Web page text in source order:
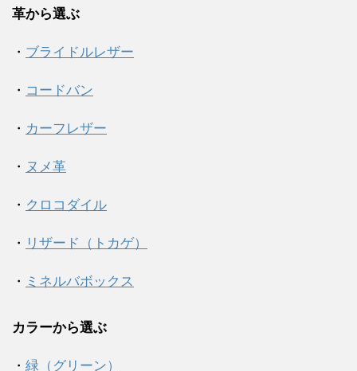
革から選ぶ
・ ブライドルレザー
・ コードバン
・ カーフレザー
・ ヌメ革
・ クロコダイル
・ リザード（トカゲ）
・ ミネルバボックス
カラーから選ぶ
・ 緑（グリーン）